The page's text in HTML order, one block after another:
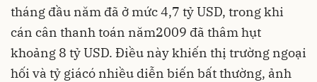
tháng đầu năm đã ở mức 4,7 tỷ USD, trong khi
cán cân thanh toán năm2009 đã thâm hụt
khoảng 8 tỷ USD. Điều này khiến thị trường ngoại
hối và tỷ giácó nhiều diễn biến bất thường, ảnh